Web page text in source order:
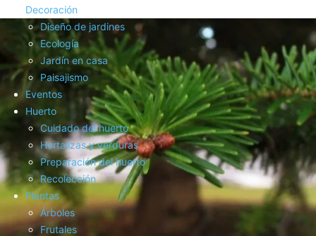
Decoración
Diseño de jardines
Ecología
Jardín en casa
Paisajismo
Eventos
Huerto
Cuidado del huerto
Hortalizas y verduras
Preparación del huerto
Recolección
Plantas
Árboles
Frutales